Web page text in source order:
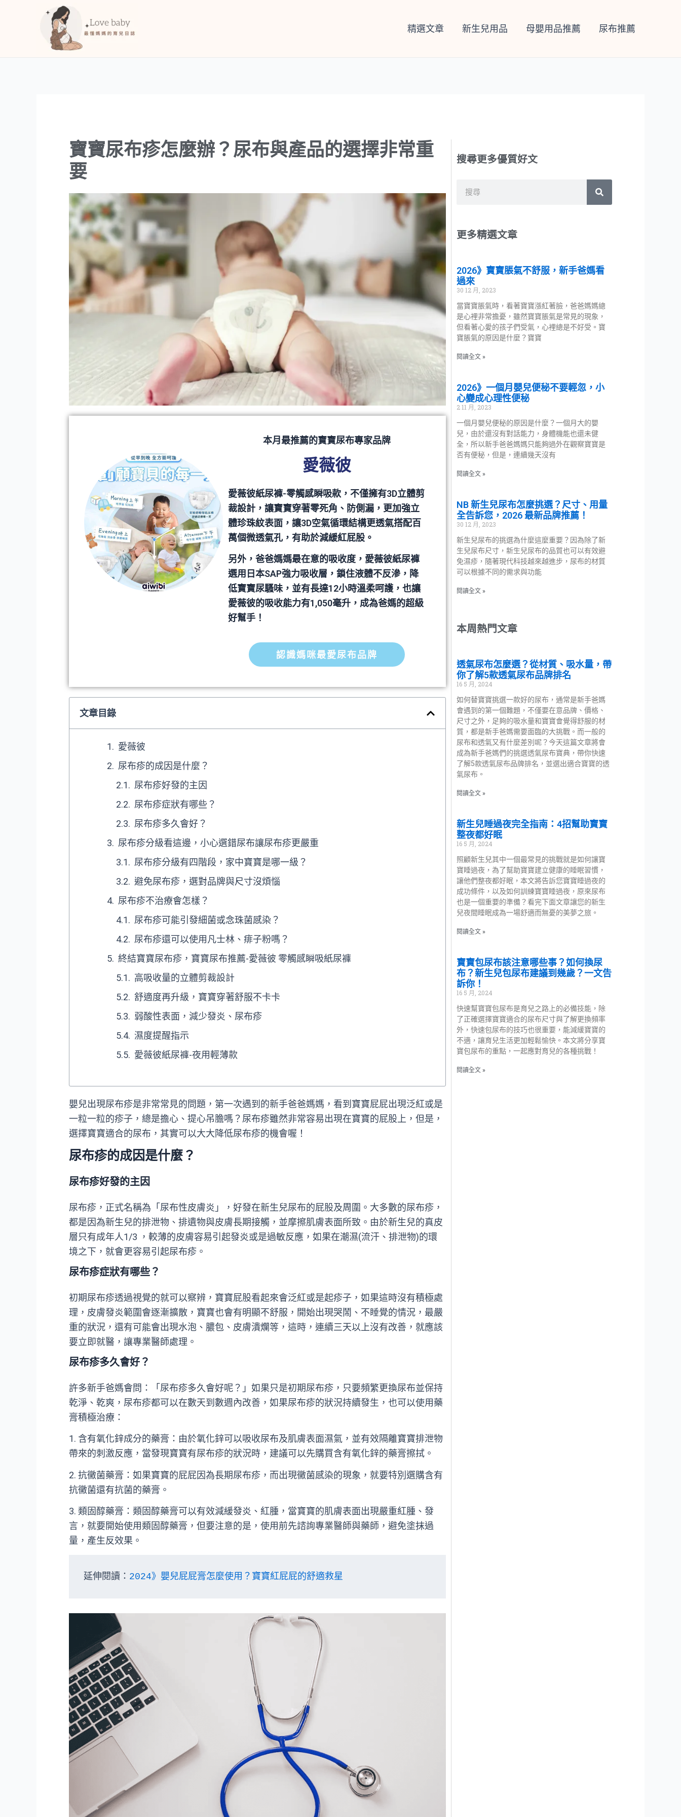
精選文章 新生兒用品 母嬰用品推薦 尿布推薦
寶寶尿布疹怎麼辦？尿布與產品的選擇非常重
要
本月最推薦的寶寶尿布專家品牌
愛薇彼
愛薇彼紙尿褲-零觸感瞬吸款，不僅擁有3D立體剪
裁設計，讓寶寶穿著零死角、防側漏，更加強立
體珍珠紋表面，讓3D空氣循環結構更透氣搭配百
萬個微透氣孔，有助於減緩紅屁股。
另外，爸爸媽媽最在意的吸收度，愛薇彼紙尿褲
選用日本SAP強力吸收層，鎖住液體不反滲，降
低寶寶尿騷味，並有長達12小時溫柔呵護，也讓
愛薇彼的吸收能力有1,050毫升，成為爸媽的超級
好幫手！
認識媽咪最愛尿布品牌
文章目錄
愛薇彼
尿布疹的成因是什麼？
尿布疹好發的主因
尿布疹症狀有哪些？
尿布疹多久會好？
尿布疹分級看這邊，小心選錯尿布讓尿布疹更嚴重
尿布疹分級有四階段，家中寶寶是哪一級？
避免尿布疹，選對品牌與尺寸沒煩惱
尿布疹不治療會怎樣？
尿布疹可能引發細菌或念珠菌感染？
尿布疹還可以使用凡士林、痱子粉嗎？
終結寶寶尿布疹，寶寶尿布推薦-愛薇彼 零觸感瞬吸紙尿褲
高吸收量的立體剪裁設計
舒適度再升級，寶寶穿著舒服不卡卡
弱酸性表面，減少發炎、尿布疹
濕度提醒指示
愛薇彼紙尿褲-夜用輕薄款
嬰兒出現尿布疹是非常常見的問題，第一次遇到的新手爸爸媽媽，看到寶寶屁屁出現泛紅或是
一粒一粒的疹子，總是擔心、提心吊膽嗎？尿布疹雖然非常容易出現在寶寶的屁股上，但是，
選擇寶寶適合的尿布，其實可以大大降低尿布疹的機會喔！
尿布疹的成因是什麼？
尿布疹好發的主因
尿布疹，正式名稱為「尿布性皮膚炎」，好發在新生兒尿布的屁股及周圍。大多數的尿布疹，
都是因為新生兒的排泄物、排遺物與皮膚長期接觸，並摩擦肌膚表面所致。由於新生兒的真皮
層只有成年人1/3 ，較薄的皮膚容易引起發炎或是過敏反應，如果在潮濕(流汗、排泄物)的環
境之下，就會更容易引起尿布疹。
尿布疹症狀有哪些？
初期尿布疹透過視覺的就可以察辨，寶寶屁股看起來會泛紅或是起疹子，如果這時沒有積極處
理，皮膚發炎範圍會逐漸擴散，寶寶也會有明顯不舒服，開始出現哭鬧、不睡覺的情況，最嚴
重的狀況，還有可能會出現水泡、膿包、皮膚潰爛等，這時，連續三天以上沒有改善，就應該
要立即就醫，讓專業醫師處理。
尿布疹多久會好？
許多新手爸媽會問：「尿布疹多久會好呢？」如果只是初期尿布疹，只要頻繁更換尿布並保持
乾淨、乾爽，尿布疹都可以在數天到數週內改善，如果尿布疹的狀況持續發生，也可以使用藥
膏積極治療：
1. 含有氧化鋅成分的藥膏：由於氧化鋅可以吸收尿布及肌膚表面濕氣，並有效隔離寶寶排泄物
帶來的刺激反應，當發現寶寶有尿布疹的狀況時，建議可以先購買含有氧化鋅的藥膏擦拭。
2. 抗黴菌藥膏：如果寶寶的屁屁因為長期尿布疹，而出現黴菌感染的現象，就要特別選購含有
抗黴菌還有抗菌的藥膏。
3. 類固醇藥膏：類固醇藥膏可以有效減緩發炎、紅腫，當寶寶的肌膚表面出現嚴重紅腫、發
言，就要開始使用類固醇藥膏，但要注意的是，使用前先諮詢專業醫師與藥師，避免塗抹過
量，產生反效果。
延伸閱讀： 2024》嬰兒屁屁膏怎麼使用？寶寶紅屁屁的舒適救星
搜尋更多優質好文
搜
尋
更多精選文章
2026》寶寶脹氣不舒服，新手爸媽看
過來
30 12 月, 2023
當寶寶脹氣時，看著寶寶漲紅著臉，爸爸媽媽總
是心裡非常擔憂，雖然寶寶脹氣是常見的現象，
但看著心愛的孩子們受氣，心裡總是不好受。寶
寶脹氣的原因是什麼？寶寶
閱讀全文 »
2026》一個月嬰兒便秘不要輕忽，小
心變成心理性便秘
2 11 月, 2023
一個月嬰兒便秘的原因是什麼？一個月大的嬰
兒，由於還沒有對話能力，身體機能也還未健
全，所以新手爸爸媽媽只能夠過外在觀察寶寶是
否有便秘，但是，連續幾天沒有
閱讀全文 »
NB 新生兒尿布怎麼挑選？尺寸、用量
全告訴您，2026 最新品牌推薦！
30 12 月, 2023
新生兒尿布的挑選為什麼這麼重要？因為除了新
生兒尿布尺寸，新生兒尿布的品質也可以有效避
免濕疹，隨著現代科技越來越進步，尿布的材質
可以根據不同的需求與功能
閱讀全文 »
本周熱門文章
透氣尿布怎麼選？從材質、吸水量，帶
你了解5款透氣尿布品牌排名
16 5 月, 2024
如何替寶寶挑選一款好的尿布，通常是新手爸媽
會遇到的第一個難題，不僅要在意品牌、價格、
尺寸之外，足夠的吸水量和寶寶會覺得舒服的材
質，都是新手爸媽需要面臨的大挑戰。而一般的
尿布和透氣又有什麼差別呢？今天這篇文章將會
成為新手爸媽們的挑選透氣尿布寶典，帶你快速
了解5款透氣尿布品牌排名，並選出適合寶寶的透
氣尿布。
閱讀全文 »
新生兒睡過夜完全指南：4招幫助寶寶
整夜都好眠
16 5 月, 2024
照顧新生兒其中一個最常見的挑戰就是如何讓寶
寶睡過夜，為了幫助寶寶建立健康的睡眠習慣，
讓他們整夜都好眠，本文將告訴您寶寶睡過夜的
成功條件，以及如何訓練寶寶睡過夜，原來尿布
也是一個重要的準備？看完下面文章讓您的新生
兒夜間睡眠成為一場舒適而無憂的美夢之旅。
閱讀全文 »
寶寶包尿布該注意哪些事？如何換尿
布？新生兒包尿布建議到幾歲？一文告
訴你！
16 5 月, 2024
快速幫寶寶包尿布是育兒之路上的必備技能，除
了正確選擇寶寶適合的尿布尺寸與了解更換頻率
外，快速包尿布的技巧也很重要，能減緩寶寶的
不適，讓育兒生活更加輕鬆愉快。本文將分享寶
寶包尿布的重點，一起應對育兒的各種挑戰！
閱讀全文 »